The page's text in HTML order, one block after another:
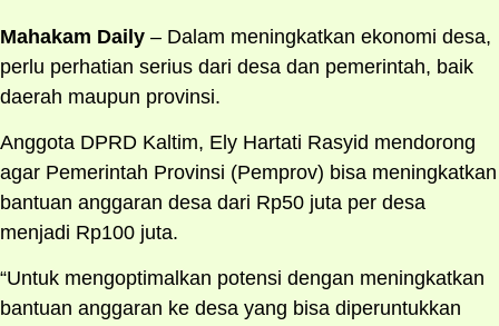
Mahakam Daily – Dalam meningkatkan ekonomi desa,
perlu perhatian serius dari desa dan pemerintah, baik
daerah maupun provinsi.
Anggota DPRD Kaltim, Ely Hartati Rasyid mendorong
agar Pemerintah Provinsi (Pemprov) bisa meningkatkan
bantuan anggaran desa dari Rp50 juta per desa
menjadi Rp100 juta.
“Untuk mengoptimalkan potensi dengan meningkatkan
bantuan anggaran ke desa yang bisa diperuntukkan